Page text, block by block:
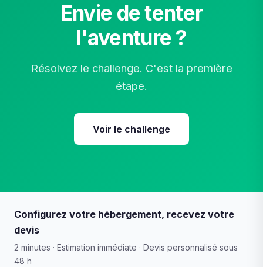
Envie de tenter
l'aventure ?
Résolvez le challenge. C'est la première
étape.
Voir le challenge
Configurez votre hébergement, recevez votre
devis
2 minutes · Estimation immédiate · Devis personnalisé sous
48 h